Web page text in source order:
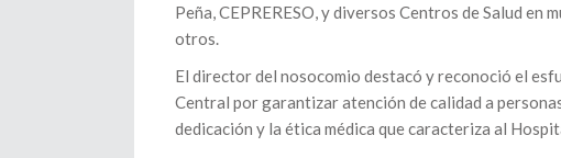
Peña, CEPRERESO, y diversos Centros de Salud en
otros.
El director del nosocomio destacó y reconoció el
Central por garantizar atención de calidad a
dedicación y la ética médica que caracteriza al